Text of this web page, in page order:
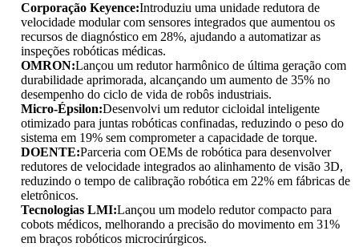
Corporação Keyence:Introduziu uma unidade redutora de
velocidade modular com sensores integrados que aumentou os
recursos de diagnóstico em 28%, ajudando a automatizar as
inspeções robóticas médicas.
OMRON:Lançou um redutor harmônico de última geração com
durabilidade aprimorada, alcançando um aumento de 35% no
desempenho do ciclo de vida de robôs industriais.
Micro-Épsilon:Desenvolvi um redutor cicloidal inteligente
otimizado para juntas robóticas confinadas, reduzindo o peso do
sistema em 19% sem comprometer a capacidade de torque.
DOENTE:Parceria com OEMs de robótica para desenvolver
redutores de velocidade integrados ao alinhamento de visão 3D,
reduzindo o tempo de calibração robótica em 22% em fábricas de
eletrônicos.
Tecnologias LMI:Lançou um modelo redutor compacto para
cobots médicos, melhorando a precisão do movimento em 31%
em braços robóticos microcirúrgicos.